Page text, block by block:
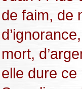
de faim, de
mort,
elle dure ce